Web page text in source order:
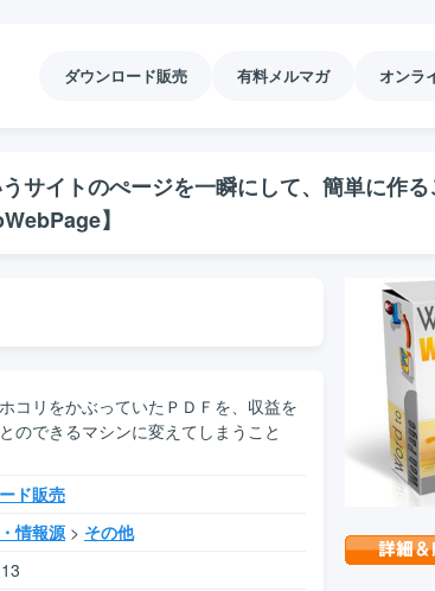
ダウンロード販売 有料メルマガ オンラ
サイトのぺージを一瞬にして、簡単に作る
】
コリをかぶっていたＰＤＦを、収益を
のできるマシンに変えてしまうこと
ド販売
情報源> その他